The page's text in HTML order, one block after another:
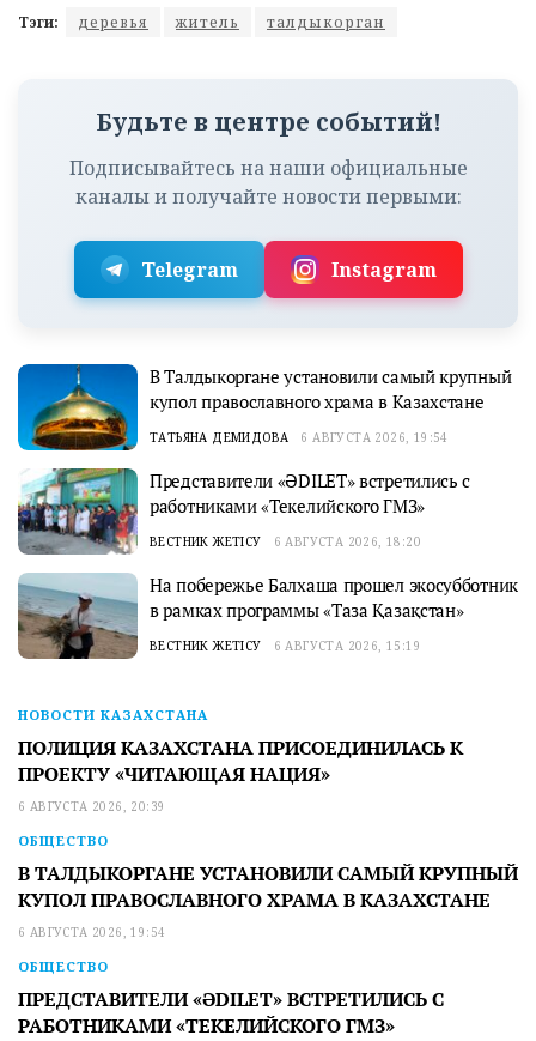
Тэги: деревья житель талдыкорган
Будьте в центре событий!
Подписывайтесь на наши официальные
каналы и получайте новости первыми:
Telegram Instagram
В Талдыкоргане установили самый крупный
купол православного храма в Казахстане
ТАТЬЯНА ДЕМИДОВА 6 АВГУСТА 2026, 19:54
Представители «ӘDILET» встретились с
работниками «Текелийского ГМЗ»
ВЕСТНИК ЖЕТІСУ 6 АВГУСТА 2026, 18:20
На побережье Балхаша прошел экосубботник
в рамках программы «Таза Қазақстан»
ВЕСТНИК ЖЕТІСУ 6 АВГУСТА 2026, 15:19
НОВОСТИ КАЗАХСТАНА
ПОЛИЦИЯ КАЗАХСТАНА ПРИСОЕДИНИЛАСЬ К
ПРОЕКТУ «ЧИТАЮЩАЯ НАЦИЯ»
6 АВГУСТА 2026, 20:39
ОБЩЕСТВО
В ТАЛДЫКОРГАНЕ УСТАНОВИЛИ САМЫЙ КРУПНЫЙ
КУПОЛ ПРАВОСЛАВНОГО ХРАМА В КАЗАХСТАНЕ
6 АВГУСТА 2026, 19:54
ОБЩЕСТВО
ПРЕДСТАВИТЕЛИ «ӘDILET» ВСТРЕТИЛИСЬ С
РАБОТНИКАМИ «ТЕКЕЛИЙСКОГО ГМЗ»